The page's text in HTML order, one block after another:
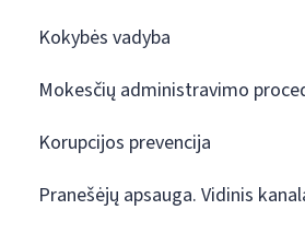
Kokybės vadyba
Mokesčių administravimo
Korupcijos prevencija
Pranešėjų apsauga. Vidinis